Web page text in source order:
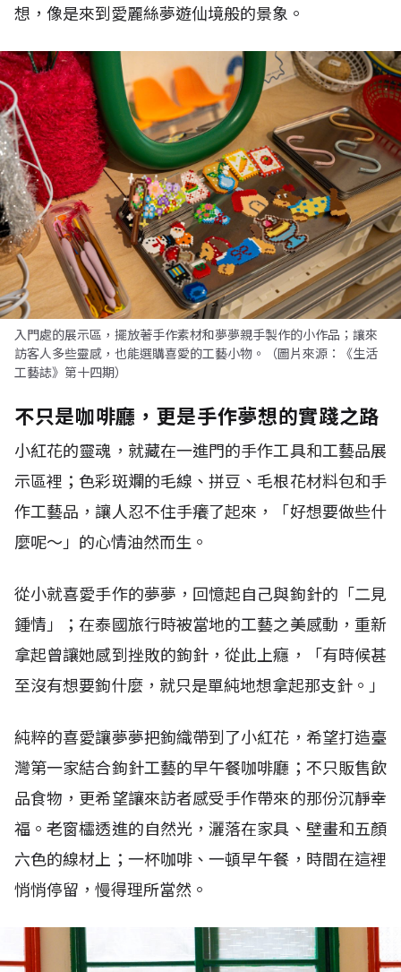
想，像是來到愛麗絲夢遊仙境般的景象。
入門處的展示區，擺放著手作素材和夢夢親手製作的小作品；讓來
訪客人多些靈感，也能選購喜愛的工藝小物。（圖片來源：《生活
工藝誌》第十四期）
不只是咖啡廳，更是手作夢想的實踐之路
小紅花的靈魂，就藏在一進門的手作工具和工藝品展
示區裡；色彩斑斕的毛線、拼豆、毛根花材料包和手
作工藝品，讓人忍不住手癢了起來，「好想要做些什
麼呢～」的心情油然而生。
從小就喜愛手作的夢夢，回憶起自己與鉤針的「二見
鍾情」；在泰國旅行時被當地的工藝之美感動，重新
拿起曾讓她感到挫敗的鉤針，從此上癮，「有時候甚
至沒有想要鉤什麼，就只是單純地想拿起那支針。」
純粹的喜愛讓夢夢把鉤織帶到了小紅花，希望打造臺
灣第一家結合鉤針工藝的早午餐咖啡廳；不只販售飲
品食物，更希望讓來訪者感受手作帶來的那份沉靜幸
福。老窗櫺透進的自然光，灑落在家具、壁畫和五顏
六色的線材上；一杯咖啡、一頓早午餐，時間在這裡
悄悄停留，慢得理所當然。